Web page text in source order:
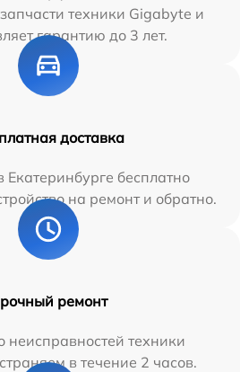
техники Gigabyte и
гарантию до 3 лет.
доставка
бесплатно
на ремонт и обратно.
ремонт
неисправностей техники
в течение 2 часов.